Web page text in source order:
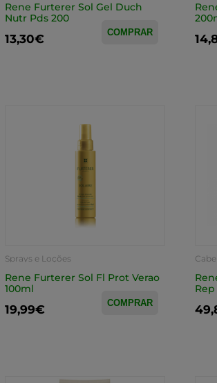
Rene Furterer Sol Gel Duch
Nutr Pds 200
13,30€ COMPRAR
Sprays e Loções
Rene Furterer Sol Fl Prot Verao
100ml
19,99€ COMPRAR